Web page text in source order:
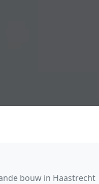
bouw in Haastrecht